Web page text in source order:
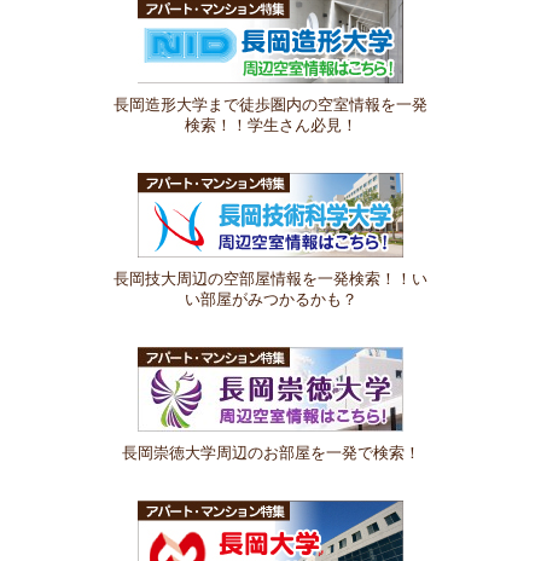
長岡造形大学まで徒歩圏内の空室情報を一発
検索！！学生さん必見！
長岡技大周辺の空部屋情報を一発検索！！い
い部屋がみつかるかも？
長岡崇徳大学周辺のお部屋を一発で検索！